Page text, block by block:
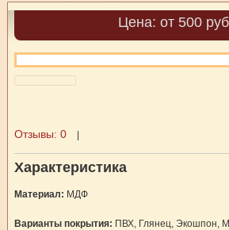
Цена: от 500
Отзывы: 0
Характеристика
Материал: МДФ
Варианты покрытия: ПВХ, Глянец, Экошпон,